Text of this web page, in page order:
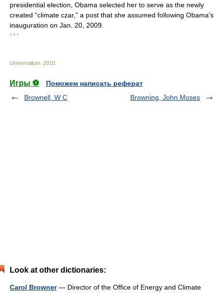
presidential election, Obama selected her to serve as the newly
created “climate czar,” a post that she assumed following Obama's
inauguration on Jan. 20, 2009.
* * *
Universalium 2010
Игры ⚽
Поможем написать реферат
Brownell, W C
Browning, John Moses
Look at other dictionaries:
Carol Browner— Director of the Office of Energy and Climate